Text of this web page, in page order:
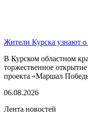
Жители Курска узнают
В Курском областном
торжественное
проекта «Маршал
06.08.2026
Лента новостей